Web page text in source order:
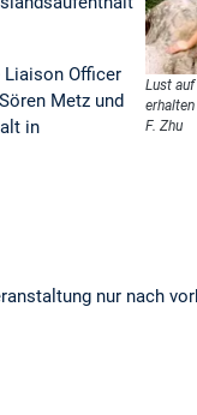
Lust
F. Zhu
Liaison Officer
Metz und
in
nur nach